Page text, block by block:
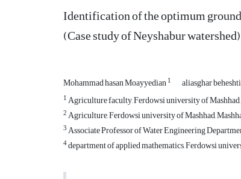
Identification of the optimum
(Case study of Neyshabur watershed)
Mohammad hasan Moayyedian1 aliasghar beheshti
1Agriculture faculty, Ferdowsi university of
2Agriculture, Ferdowsi university of Mashhad,
3Associate Professor of Water Engineering
4department of applied mathematics, Ferdowsi